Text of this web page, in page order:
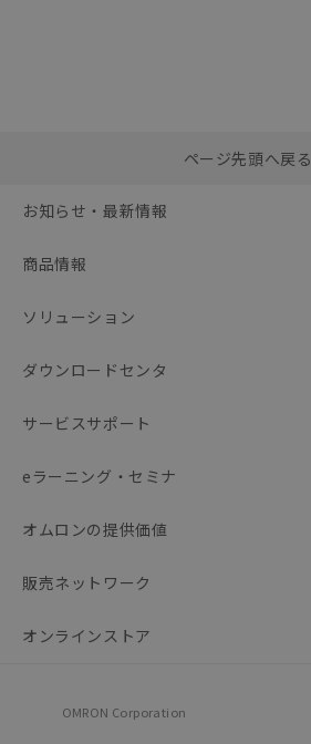
括ダウンロード
ページ先頭へ戻る
お知らせ・最新情報
商品情報
ソリューション
ダウンロードセンタ
サービスサポート
eラーニング・セミナ
オムロンの提供価値
販売ネットワーク
オンラインストア
OMRON Corporation